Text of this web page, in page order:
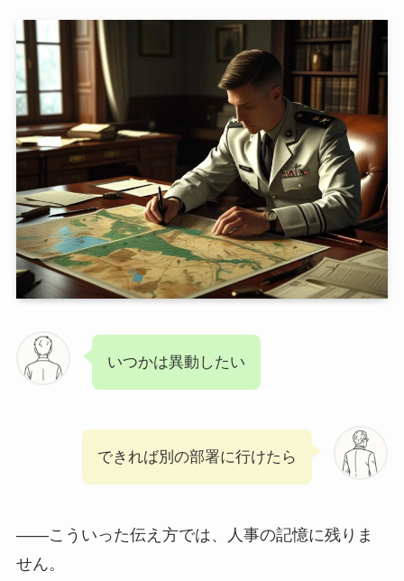
いつかは異動したい
できれば別の部署に行けたら
——こういった伝え方では、人事の記憶に残りま
せん。